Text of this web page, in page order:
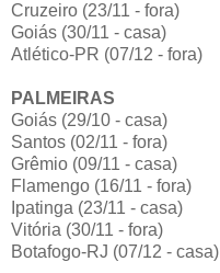
Cruzeiro (23/11 - fora)
Goiás (30/11 - casa)
Atlético-PR (07/12 - fora)
PALMEIRAS
Goiás (29/10 - casa)
Santos (02/11 - fora)
Grêmio (09/11 - casa)
Flamengo (16/11 - fora)
Ipatinga (23/11 - casa)
Vitória (30/11 - fora)
Botafogo-RJ (07/12 - casa)